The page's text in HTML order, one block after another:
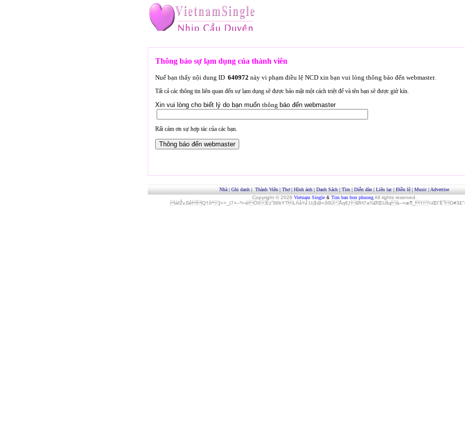
Thông báo sự lạm dụng của thành viên
Nuế bạn thấy nội dung ID 640972 này vi phạm điều lệ NCD xin bạn vui lòng thông báo đến webmaster.
Tất cả các thông tin liên quan đến sự lạm dụng sẽ được bảo mật một cách triệt để và tên bạn sẽ được giử kín.
Xin vui lòng cho biết lý do bạn muốn thông báo đến webmaster
Rất cám ơn sự hợp tác của các bạn.
Nhà | Ghi danh | Thành Viên | Thơ| Hình ảnh | Danh Sách | Tìm | Diễn đàn | Liên lạc | Điều lệ | Music | Advertise
Copyright © 2026 Vietnam Single& Tim ban bon phuong All rights reserved.
áfŽv‚ßêQ†ôª[»>_|7×–²»‹èÓ0Èz˜ß6kYTLñå¾Î:U¡$@«žßÜ